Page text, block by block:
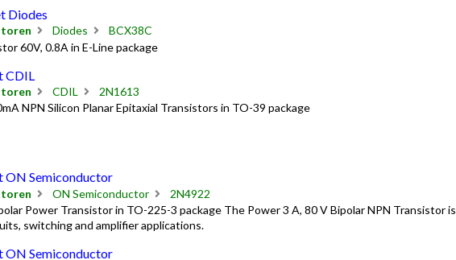
Diodes
Diodes
BCX38C
60V, 0.8A in E-Line package
CDIL
2N1613
NPN Silicon Planar Epitaxial Transistors in TO-39 package
ON Semiconductor
ON Semiconductor
2N4922
Power Transistor in TO-225-3 package The Power 3 A, 80 V Bipolar NPN Transistor is
switching and amplifier applications.
ON Semiconductor